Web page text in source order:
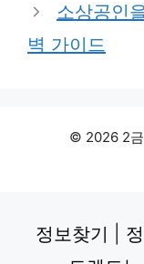
소상공인
벽 가이드
© 2026 2금
정보찾기